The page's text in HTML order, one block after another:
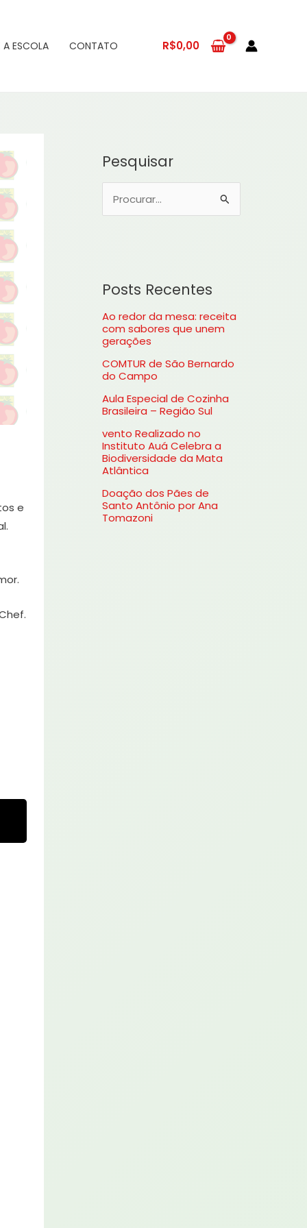
A ESCOLA CONTATO R$0,00
e
Pesquisar
u
s
a
r
o
:
Posts Recentes
Ao redor da mesa: receita
com sabores que unem
gerações
COMTUR de São Bernardo
do Campo
Aula Especial de Cozinha
Brasileira – Região Sul
vento Realizado no
Instituto Auá Celebra a
Biodiversidade da Mata
Atlântica
Doação dos Pães de
Santo Antônio por Ana
Tomazoni